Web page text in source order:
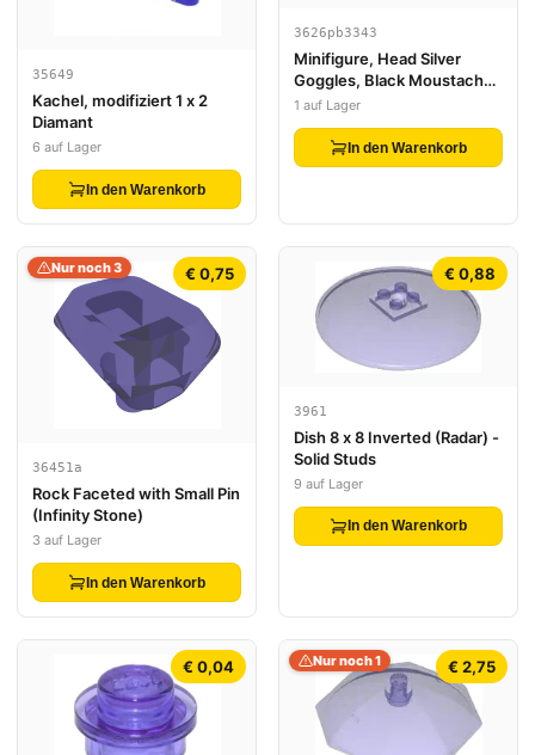
35649
Kachel, modifiziert 1 x 2
Diamant
6 auf Lager
In den Warenkorb
3626pb3343
Minifigure, Head Silver
Goggles, Black Moustache,
Angry Pattern - Vented Stud
1 auf Lager
In den Warenkorb
€ 0,75
Nur noch 3
36451a
Rock Faceted with Small Pin
(Infinity Stone)
3 auf Lager
In den Warenkorb
€ 0,88
3961
Dish 8 x 8 Inverted (Radar) -
Solid Studs
9 auf Lager
In den Warenkorb
€ 0,04 € 2,75
Nur noch 1